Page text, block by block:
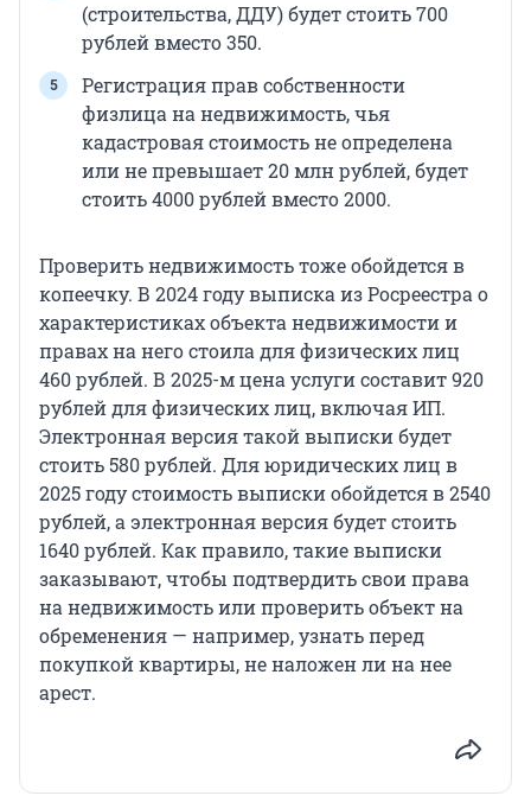
(строительства, ДДУ) будет стоить 700
рублей вместо 350.
Регистрация прав собственности
физлица на недвижимость, чья
кадастровая стоимость не определена
или не превышает 20 млн рублей, будет
стоить 4000 рублей вместо 2000.
Проверить недвижимость тоже обойдется в
копеечку. В 2024 году выписка из Росреестра о
характеристиках объекта недвижимости и
правах на него стоила для физических лиц
460 рублей. В 2025-м цена услуги составит 920
рублей для физических лиц, включая ИП.
Электронная версия такой выписки будет
стоить 580 рублей. Для юридических лиц в
2025 году стоимость выписки обойдется в 2540
рублей, а электронная версия будет стоить
1640 рублей. Как правило, такие выписки
заказывают, чтобы подтвердить свои права
на недвижимость или проверить объект на
обременения — например, узнать перед
покупкой квартиры, не наложен ли на нее
арест.